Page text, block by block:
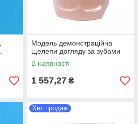
Модель демонстраційна
щелепи догляду за зубами
В наявності
1 557,27 ₴
Хит продаж